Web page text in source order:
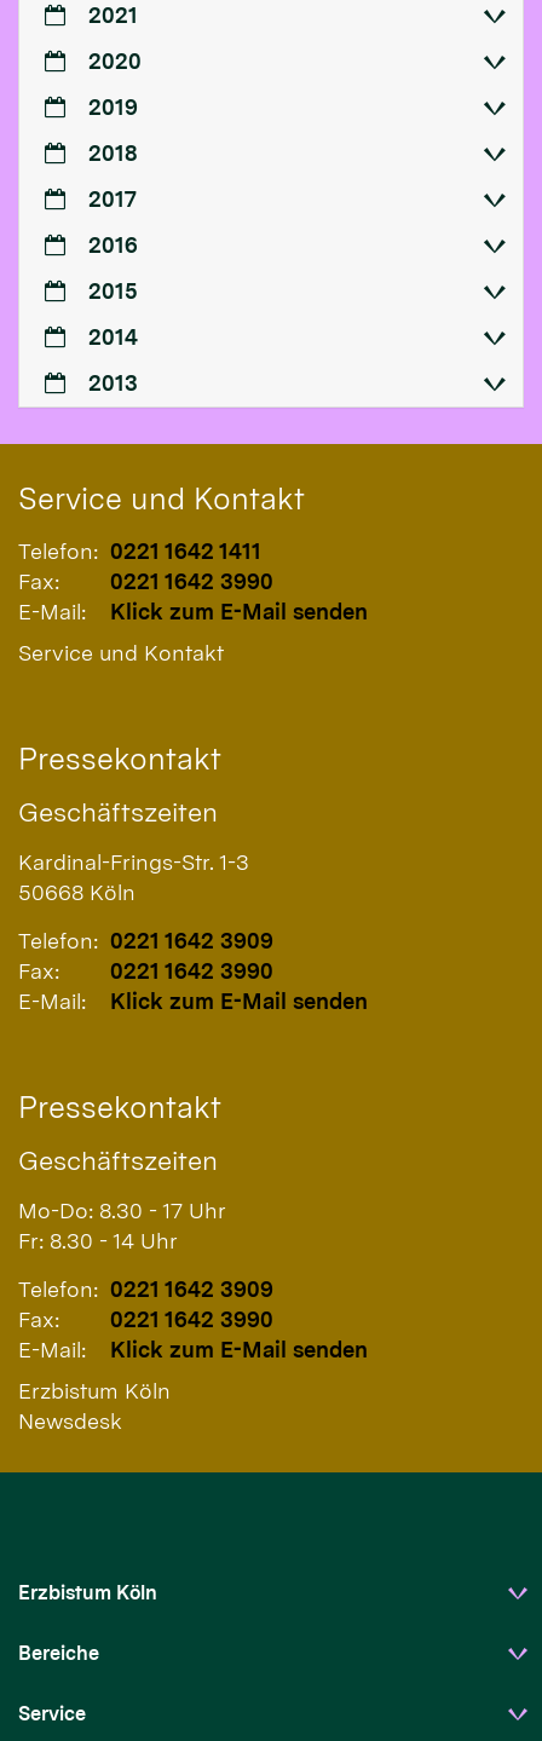
2021
2020
2019
2018
2017
2016
2015
2014
2013
Service und Kontakt
Telefon: 0221 1642 1411
Fax:
0221 1642 3990
E-Mail:
Klick zum E-Mail senden
Service und Kontakt
Pressekontakt
Geschäftszeiten
Kardinal-Frings-Str. 1-3
50668 Köln
Telefon: 0221 1642 3909
Fax:
0221 1642 3990
E-Mail:
Klick zum E-Mail senden
Pressekontakt
Geschäftszeiten
Mo-Do: 8.30 - 17 Uhr
Fr: 8.30 - 14 Uhr
Telefon: 0221 1642 3909
Fax:
0221 1642 3990
E-Mail:
Klick zum E-Mail senden
Erzbistum Köln
Newsdesk
Erzbistum Köln
Bereiche
Service